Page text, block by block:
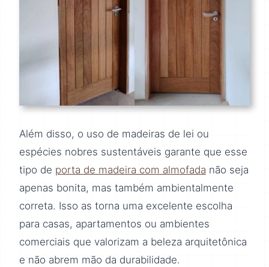
Além disso, o uso de madeiras de lei ou
espécies nobres sustentáveis garante que esse
tipo de porta de madeira com almofada não seja
apenas bonita, mas também ambientalmente
correta. Isso as torna uma excelente escolha
para casas, apartamentos ou ambientes
comerciais que valorizam a beleza arquitetônica
e não abrem mão da durabilidade.